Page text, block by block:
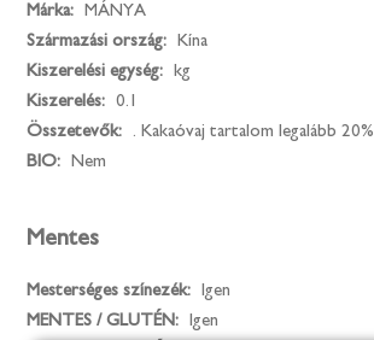
Márka:
MÁNYA
Származási ország:
Kína
Kiszerelési egység:
kg
Kiszerelés:
0.1
Összetevők:
. Kakaóvaj tartalom legalább 20%
BIO:
Nem
Mentes
Mesterséges színezék:
Igen
MENTES / GLUTÉN:
Igen